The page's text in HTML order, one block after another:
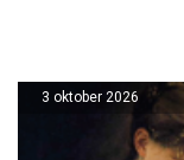
3 oktober 2026